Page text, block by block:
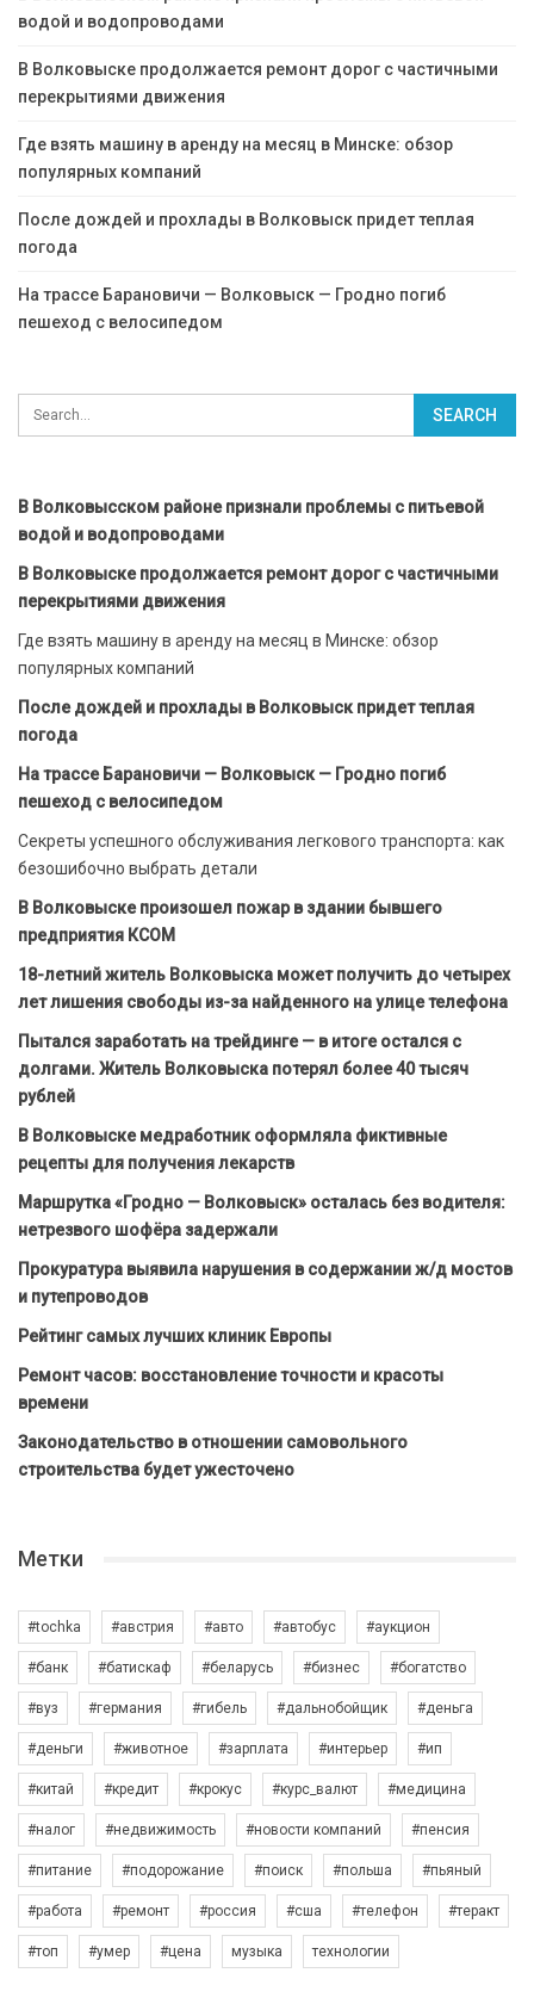
водой и водопроводами
В Волковыске продолжается ремонт дорог с частичными
перекрытиями движения
Где взять машину в аренду на месяц в Минске: обзор
популярных компаний
После дождей и прохлады в Волковыск придет теплая
погода
На трассе Барановичи — Волковыск — Гродно погиб
пешеход с велосипедом
В Волковысском районе признали проблемы с питьевой
водой и водопроводами
В Волковыске продолжается ремонт дорог с частичными
перекрытиями движения
Где взять машину в аренду на месяц в Минске: обзор
популярных компаний
После дождей и прохлады в Волковыск придет теплая
погода
На трассе Барановичи — Волковыск — Гродно погиб
пешеход с велосипедом
Секреты успешного обслуживания легкового транспорта: как
безошибочно выбрать детали
В Волковыске произошел пожар в здании бывшего
предприятия КСОМ
18-летний житель Волковыска может получить до четырех
лет лишения свободы из-за найденного на улице телефона
Пытался заработать на трейдинге — в итоге остался с
долгами. Житель Волковыска потерял более 40 тысяч
рублей
В Волковыске медработник оформляла фиктивные
рецепты для получения лекарств
Маршрутка «Гродно — Волковыск» осталась без водителя:
нетрезвого шофёра задержали
Прокуратура выявила нарушения в содержании ж/д мостов
и путепроводов
Рейтинг самых лучших клиник Европы
Ремонт часов: восстановление точности и красоты
времени
Законодательство в отношении самовольного
строительства будет ужесточено
Метки
#tochka #австрия #авто #автобус #аукцион
#банк #батискаф #беларусь #бизнес #богатство
#вуз #германия #гибель #дальнобойщик #деньга
#деньги #животное #зарплата #интерьер #ип
#китай #кредит #крокус #курс_валют #медицина
#налог #недвижимость #новости компаний #пенсия
#питание #подорожание #поиск #польша #пьяный
#работа #ремонт #россия #сша #телефон #теракт
#топ #умер #цена музыка технологии